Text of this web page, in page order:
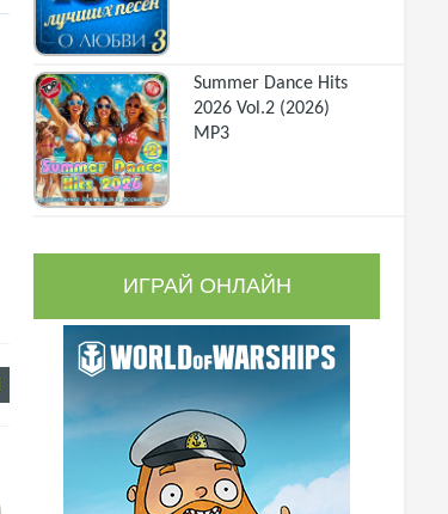
Summer Dance Hits
2026 Vol.2 (2026)
MP3
ИГРАЙ ОНЛАЙН